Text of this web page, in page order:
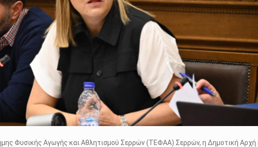
Φυσικής Αγωγής και Αθλητισμού Σερρών (ΤΕΦΑΑ) Σερρών, η Δημοτική Αρχή